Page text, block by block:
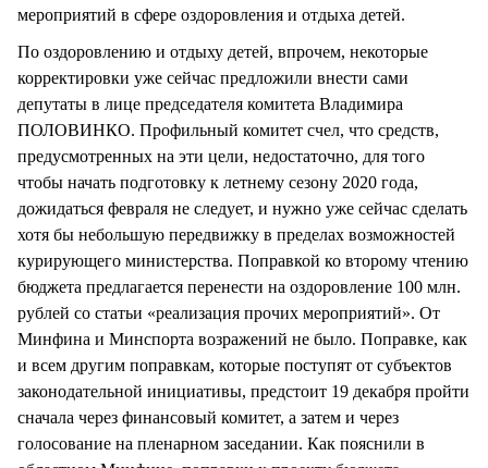
мероприятий в сфере оздоровления и отдыха детей.
По оздоровлению и отдыху детей, впрочем, некоторые
корректировки уже сейчас предложили внести сами
депутаты в лице председателя комитета Владимира
ПОЛОВИНКО. Профильный комитет счел, что средств,
предусмотренных на эти цели, недостаточно, для того
чтобы начать подготовку к летнему сезону 2020 года,
дожидаться февраля не следует, и нужно уже сейчас сделать
хотя бы небольшую передвижку в пределах возможностей
курирующего министерства. Поправкой ко второму чтению
бюджета предлагается перенести на оздоровление 100 млн.
рублей со статьи «реализация прочих мероприятий». От
Минфина и Минспорта возражений не было. Поправке, как
и всем другим поправкам, которые поступят от субъектов
законодательной инициативы, предстоит 19 декабря пройти
сначала через финансовый комитет, а затем и через
голосование на пленарном заседании. Как пояснили в